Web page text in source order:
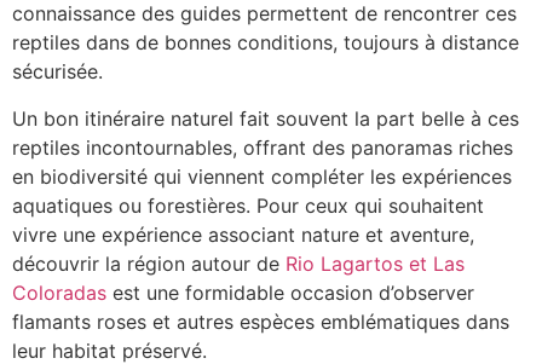
connaissance des guides permettent de rencontrer ces
reptiles dans de bonnes conditions, toujours à distance
sécurisée.
Un bon itinéraire naturel fait souvent la part belle à ces
reptiles incontournables, offrant des panoramas riches
en biodiversité qui viennent compléter les expériences
aquatiques ou forestières. Pour ceux qui souhaitent
vivre une expérience associant nature et aventure,
découvrir la région autour de Rio Lagartos et Las
Coloradas est une formidable occasion d’observer
flamants roses et autres espèces emblématiques dans
leur habitat préservé.